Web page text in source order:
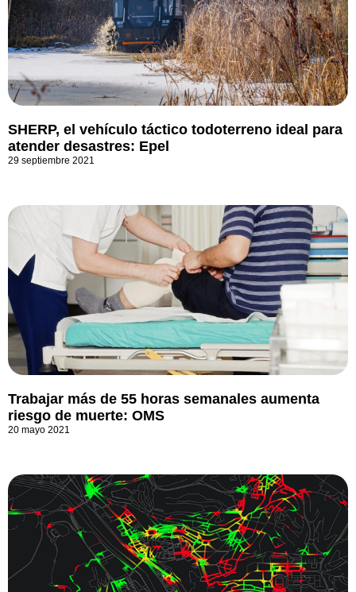
SHERP, el vehículo táctico todoterreno ideal para
atender desastres: Epel
29 septiembre 2021
Trabajar más de 55 horas semanales aumenta
riesgo de muerte: OMS
20 mayo 2021